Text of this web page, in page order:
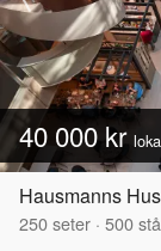
40 000 kr
Hausmanns
250seter · 500